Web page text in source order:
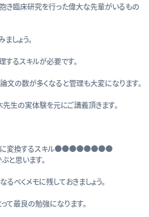
き臨床研究を行った偉大な先輩がいるもの
しょう。
するスキルが必要です。
文の数が多くなると管理も大変になります。
生の実体験を元にご講義頂きます。
変換するスキル●●●●●●●●
と思います。
べくメモに残しておきましょう。
て最良の勉強になります。